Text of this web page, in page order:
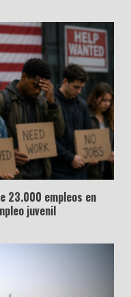
23.000 empleos en
juvenil